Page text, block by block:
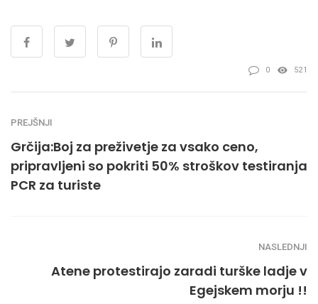
0 521
PREJŠNJI
Grčija:Boj za preživetje za vsako ceno,
pripravljeni so pokriti 50% stroškov testiranja
PCR za turiste
NASLEDNJI
Atene protestirajo zaradi turške ladje v
Egejskem morju !!